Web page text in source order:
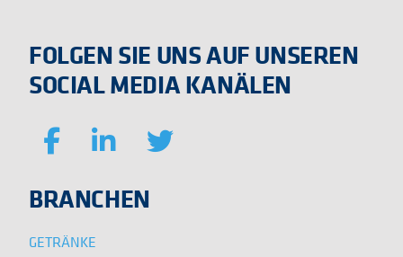
FOLGEN SIE UNS AUF UNSEREN
SOCIAL MEDIA KANÄLEN
BRANCHEN
GETRÄNKE